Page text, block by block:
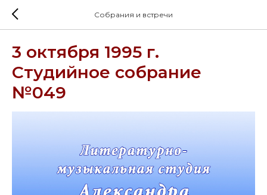
Собрания и встречи
3 октября 1995 г.
Студийное собрание
№049